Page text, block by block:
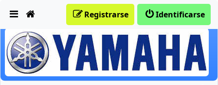
Identificarse
Registrarse